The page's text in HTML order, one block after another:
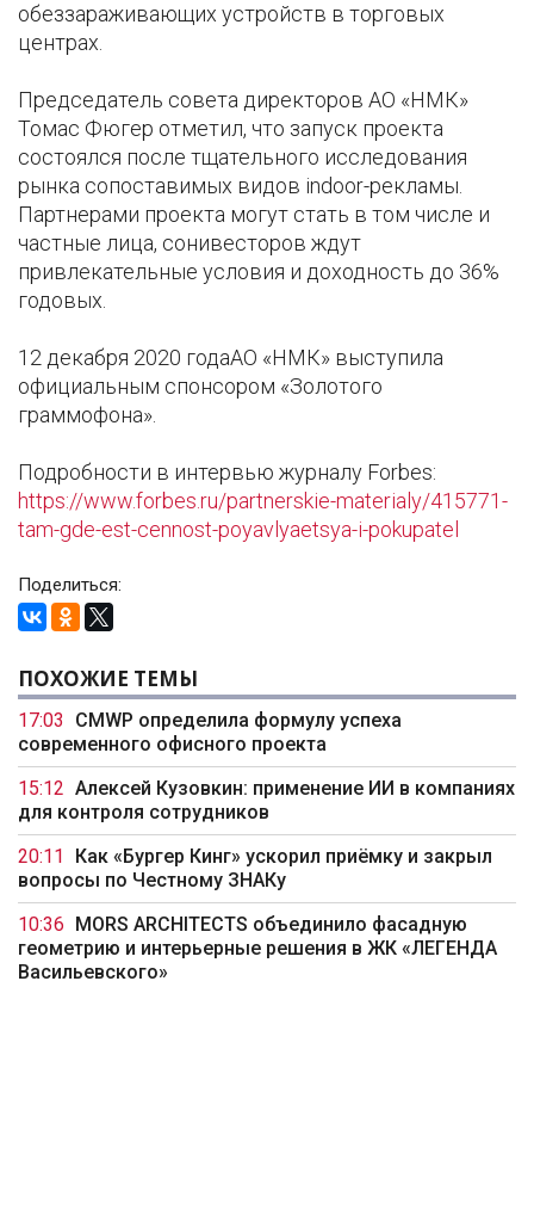
обеззараживающих устройств в торговых
центрах.
Председатель совета директоров АО «НМК»
Томас Фюгер отметил, что запуск проекта
состоялся после тщательного исследования
рынка сопоставимых видов indoor-рекламы.
Партнерами проекта могут стать в том числе и
частные лица, сонивесторов ждут
привлекательные условия и доходность до 36%
годовых.
12 декабря 2020 годаАО «НМК» выступила
официальным спонсором «Золотого
граммофона».
Подробности в интервью журналу Forbes:
https://www.forbes.ru/partnerskie-materialy/415771-
tam-gde-est-cennost-poyavlyaetsya-i-pokupatel
Поделиться:
ПОХОЖИЕ ТЕМЫ
17:03
CMWP определила формулу успеха
современного офисного проекта
15:12 Алексей Кузовкин: применение ИИ в компаниях
для контроля сотрудников
20:11
Как «Бургер Кинг» ускорил приёмку и закрыл
вопросы по Честному ЗНАКу
10:36
MORS ARCHITECTS объединило фасадную
геометрию и интерьерные решения в ЖК «ЛЕГЕНДА
Васильевского»